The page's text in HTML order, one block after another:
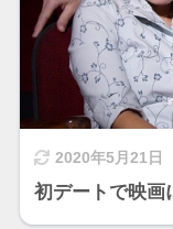
2020年5月21日
初デートで映画